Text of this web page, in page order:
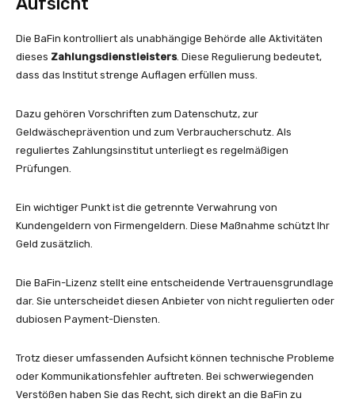
Die BaFin kontrolliert als unabhängige Behörde alle Aktivitäten
dieses Zahlungsdienstleisters. Diese Regulierung bedeutet,
dass das Institut strenge Auflagen erfüllen muss.
Dazu gehören Vorschriften zum Datenschutz, zur
Geldwäscheprävention und zum Verbraucherschutz. Als
reguliertes Zahlungsinstitut unterliegt es regelmäßigen
Prüfungen.
Ein wichtiger Punkt ist die getrennte Verwahrung von
Kundengeldern von Firmengeldern. Diese Maßnahme schützt Ihr
Geld zusätzlich.
Die BaFin-Lizenz stellt eine entscheidende Vertrauensgrundlage
dar. Sie unterscheidet diesen Anbieter von nicht regulierten oder
dubiosen Payment-Diensten.
Trotz dieser umfassenden Aufsicht können technische Probleme
oder Kommunikationsfehler auftreten. Bei schwerwiegenden
Verstößen haben Sie das Recht, sich direkt an die BaFin zu